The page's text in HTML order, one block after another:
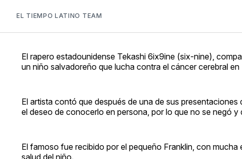
EL TIEMPO LATINO TEAM
El rapero estadounidense Tekashi 6ix9ine (six-nine),
un niño salvadoreño que lucha contra el cáncer cerebral
El artista contó que después de una de sus
el deseo de conocerlo en persona, por lo que no se negó y
El famoso fue recibido por el pequeño Franklin, con
salud del niño.